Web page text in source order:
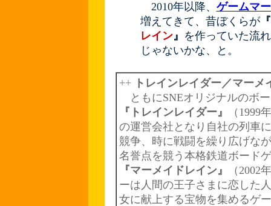
2010年以降、 ゲームマ
増えてきて、昔ぼくらが『
レイン』 を作っていた流
じゃないかな、と。
++トレインレイダー／マーメ
ともにSNEオリジナルのボ
『トレインレイダー』
（1999
の運営会社となり自社の列車
競争、時に戦闘を繰り広げな
名誉点を競う本格鉄道ボード
『マーメイドレイン』
（2002
ーは人間の王子さまに恋した
女に献上する宝物を集めるゲ